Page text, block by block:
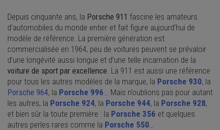
Depuis cinquante ans, la Porsche 911 fascine les amateurs
d’automobiles du monde entier et fait figure aujourd’hui de
modèle de référence. La première génération est
commercialisée en 1964, peu de voitures peuvent se prévaloir
d’une longévité aussi longue et d’une telle incarnation de la
voiture de sport par excellence . La 911 est aussi une référence
pour tous les autres modèles de la marque, la Porsche 930, la
Porsche 964, la Porsche 996 … Mais n’oublions pas pour autant
les autres, la Porsche 924, la Porsche 944, la Porsche 928,
et bien sûr la toute première : la Porsche 356 et quelques
autres perles rares comme la Porsche 550